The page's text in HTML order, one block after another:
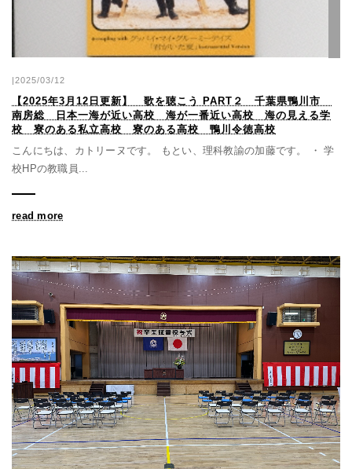
|2025/03/12
【2025年3月12日更新】 歌を聴こう PART２ 千葉県鴨川市
南房総 日本一海が近い高校 海が一番近い高校 海の見える学
校 寮のある私立高校 寮のある高校 鴨川令徳高校
こんにちは、カトリーヌです。 もとい、理科教諭の加藤です。 ・ 学
校HPの教職員...
read more